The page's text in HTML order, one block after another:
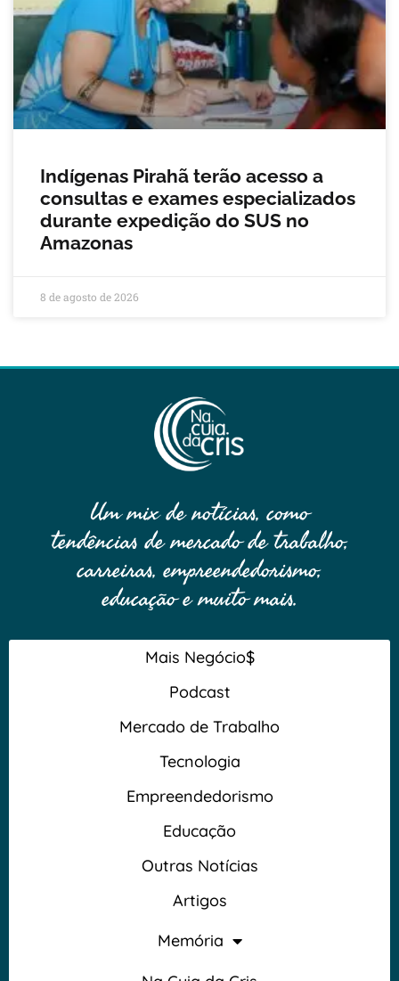
Indígenas Pirahã terão acesso a
consultas e exames especializados
durante expedição do SUS no
Amazonas
8 de agosto de 2026
Um mix de notícias, como
tendências de mercado de trabalho,
carreiras, empreendedorismo,
educação e muito mais.
Mais Negócio$
Podcast
Mercado de Trabalho
Tecnologia
Empreendedorismo
Educação
Outras Notícias
Artigos
Memória